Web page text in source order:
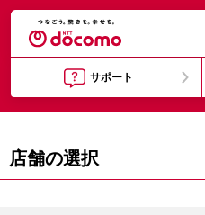
サポート
店舗の選択